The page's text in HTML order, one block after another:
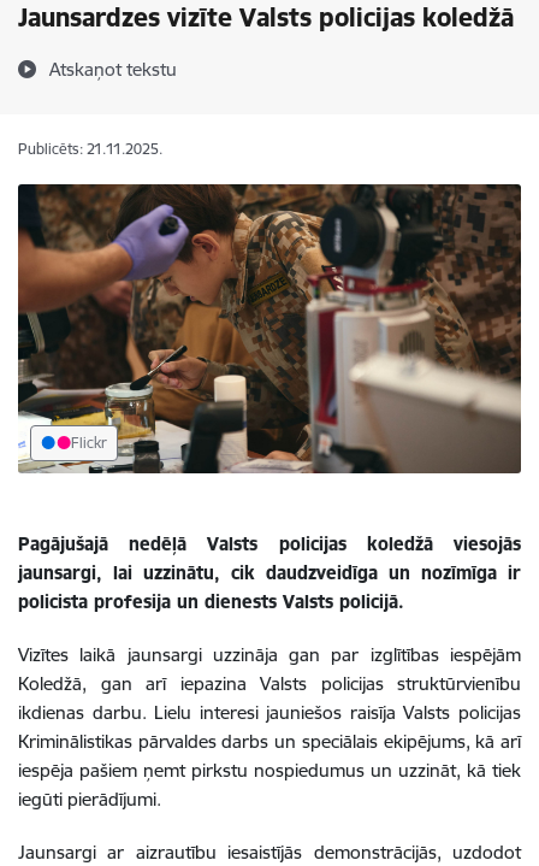
Jaunsardzes vizīte Valsts policijas koledžā
Atskaņot tekstu
Publicēts: 21.11.2025.
Flickr
Pagājušajā nedēļā Valsts policijas koledžā viesojās
jaunsargi, lai uzzinātu, cik daudzveidīga un nozīmīga ir
policista profesija un dienests Valsts policijā.
Vizītes laikā jaunsargi uzzināja gan par izglītības iespējām
Koledžā, gan arī iepazina Valsts policijas struktūrvienību
ikdienas darbu. Lielu interesi jauniešos raisīja Valsts policijas
Kriminālistikas pārvaldes darbs un speciālais ekipējums, kā arī
iespēja pašiem ņemt pirkstu nospiedumus un uzzināt, kā tiek
iegūti pierādījumi.
Jaunsargi ar aizrautību iesaistījās demonstrācijās, uzdodot